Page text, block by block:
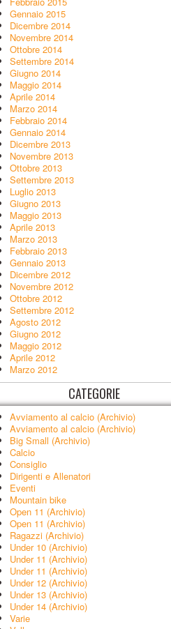
Gennaio 2015
Dicembre 2014
Novembre 2014
Ottobre 2014
Settembre 2014
Giugno 2014
Maggio 2014
Aprile 2014
Marzo 2014
Febbraio 2014
Gennaio 2014
Dicembre 2013
Novembre 2013
Ottobre 2013
Settembre 2013
Luglio 2013
Giugno 2013
Maggio 2013
Aprile 2013
Marzo 2013
Febbraio 2013
Gennaio 2013
Dicembre 2012
Novembre 2012
Ottobre 2012
Settembre 2012
Agosto 2012
Giugno 2012
Maggio 2012
Aprile 2012
Marzo 2012
CATEGORIE
Avviamento al calcio (Archivio)
Avviamento al calcio (Archivio)
Big Small (Archivio)
Calcio
Consiglio
Dirigenti e Allenatori
Eventi
Mountain bike
Open 11 (Archivio)
Open 11 (Archivio)
Ragazzi (Archivio)
Under 10 (Archivio)
Under 11 (Archivio)
Under 11 (Archivio)
Under 12 (Archivio)
Under 13 (Archivio)
Under 14 (Archivio)
Varie